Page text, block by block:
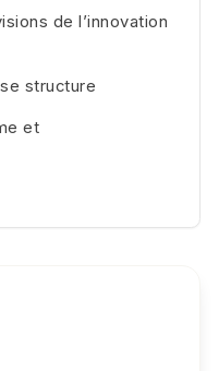
de l’innovation
structure
et